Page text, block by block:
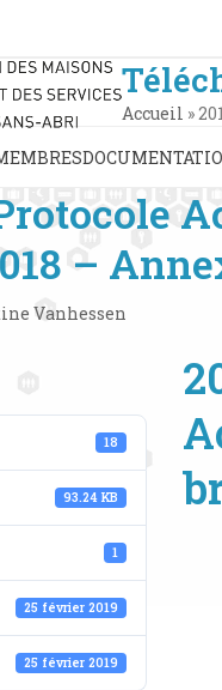
Accueil »
–
Vanhessen
18
93.24 KB
1
25 février 2019
25 février 2019